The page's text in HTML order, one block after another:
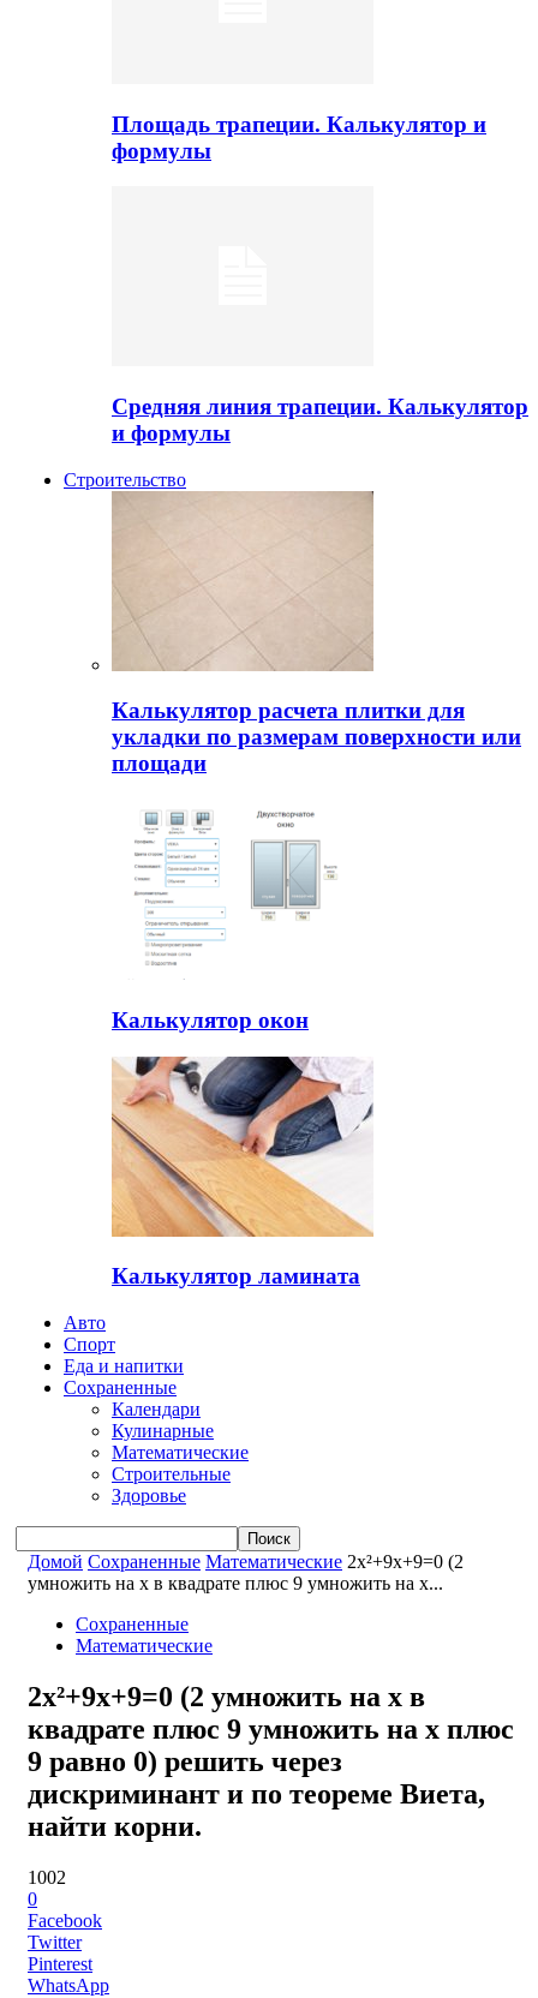
Площадь трапеции. Калькулятор и
формулы
Средняя линия трапеции. Калькулятор
и формулы
Строительство
Калькулятор расчета плитки для
укладки по размерам поверхности или
площади
Калькулятор окон
Калькулятор ламината
Авто
Спорт
Еда и напитки
Сохраненные
Календари
Кулинарные
Математические
Строительные
Здоровье
Домой Сохраненные Математические 2x²+9x+9=0 (2
умножить на x в квадрате плюс 9 умножить на x...
Сохраненные
Математические
2x²+9x+9=0 (2 умножить на x в
квадрате плюс 9 умножить на x плюс
9 равно 0) решить через
дискриминант и по теореме Виета,
найти корни.
1002
0
Facebook
Twitter
Pinterest
WhatsApp